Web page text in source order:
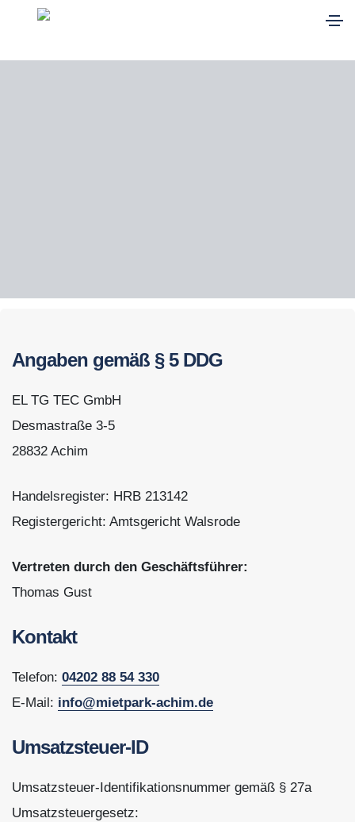
Angaben gemäß § 5 DDG
EL TG TEC GmbH
Desmastraße 3-5
28832 Achim
Handelsregister: HRB 213142
Registergericht: Amtsgericht Walsrode
Vertreten durch den Geschäftsführer:
Thomas Gust
Kontakt
Telefon: 04202 88 54 330
E-Mail: info@mietpark-achim.de
Umsatzsteuer-ID
Umsatzsteuer-Identifikationsnummer gemäß § 27a
Umsatzsteuergesetz: